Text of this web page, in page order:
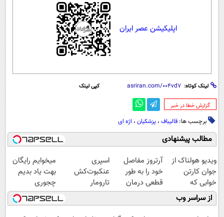
اپلیکیشن عصر ایران
لینک کوتاه: کپی لینک
‌گزارش خطا در خبر
برچسب ها: قالیباف ، پزشکیان ، اژه ای
مطالب پیشنهادی
ویدیو هولناک از
جوان کارتن
خوابی که
میلیاردر شد.
آموزش رایگان
آرتروز مفاصل
خود را به طور
قطعی درمان
کنید!
◗پرسش‌نامه◖
اسپری
عنکبوت‌‌کش
تارومار
ازبین‌برنده انواع
عنکبوت
میخوایم رایگان
بهت یاد بدیم
چجوری
پولدارشی! باور
نداری امتحانش
از سراسر وب